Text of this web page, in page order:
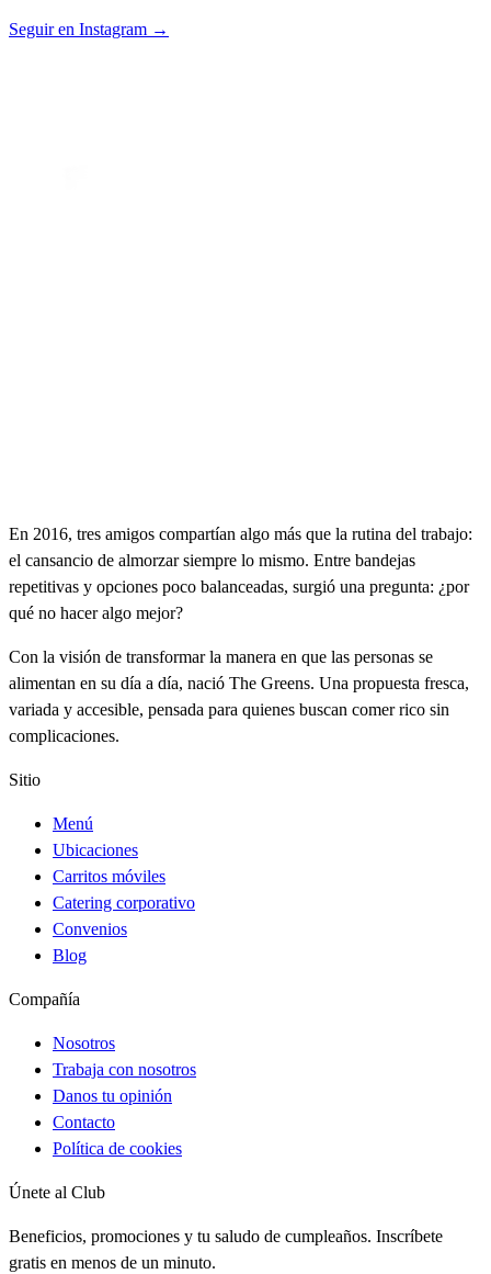
Seguir en Instagram →
En 2016, tres amigos compartían algo más que la rutina del trabajo:
el cansancio de almorzar siempre lo mismo. Entre bandejas
repetitivas y opciones poco balanceadas, surgió una pregunta: ¿por
qué no hacer algo mejor?
Con la visión de transformar la manera en que las personas se
alimentan en su día a día, nació The Greens. Una propuesta fresca,
variada y accesible, pensada para quienes buscan comer rico sin
complicaciones.
Sitio
Menú
Ubicaciones
Carritos móviles
Catering corporativo
Convenios
Blog
Compañía
Nosotros
Trabaja con nosotros
Danos tu opinión
Contacto
Política de cookies
Únete al Club
Beneficios, promociones y tu saludo de cumpleaños. Inscríbete
gratis en menos de un minuto.